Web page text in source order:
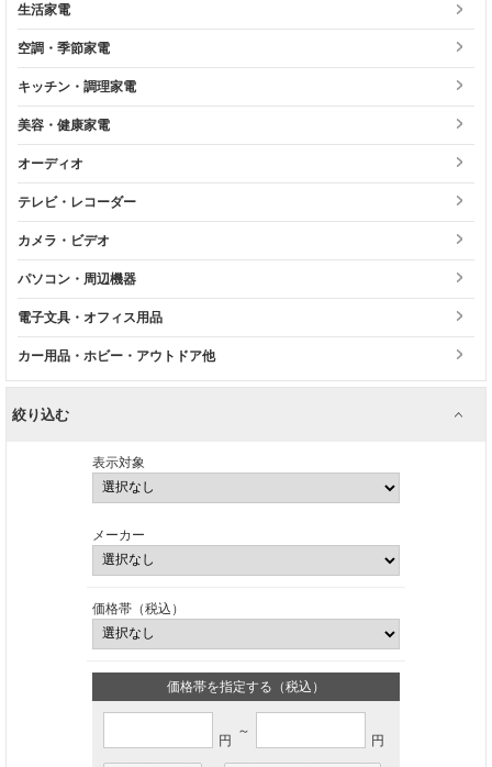
生活家電
空調・季節家電
キッチン・調理家電
美容・健康家電
オーディオ
テレビ・レコーダー
カメラ・ビデオ
パソコン・周辺機器
電子文具・オフィス用品
カー用品・ホビー・アウトドア他
絞り込む
表示対象
メーカー
価格帯（税込）
価格帯を指定する（税込）
円
～
円